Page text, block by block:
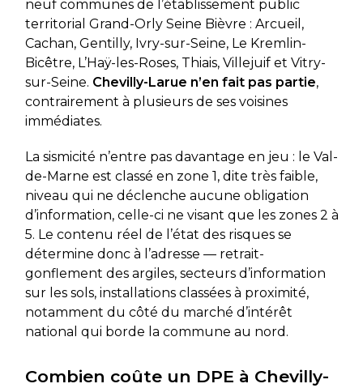
neuf communes de l’établissement public
territorial Grand-Orly Seine Bièvre : Arcueil,
Cachan, Gentilly, Ivry-sur-Seine, Le Kremlin-
Bicêtre, L’Haÿ-les-Roses, Thiais, Villejuif et Vitry-
sur-Seine. Chevilly-Larue n’en fait pas partie,
contrairement à plusieurs de ses voisines
immédiates.
La sismicité n’entre pas davantage en jeu : le Val-
de-Marne est classé en zone 1, dite très faible,
niveau qui ne déclenche aucune obligation
d’information, celle-ci ne visant que les zones 2 à
5. Le contenu réel de l’état des risques se
détermine donc à l’adresse — retrait-
gonflement des argiles, secteurs d’information
sur les sols, installations classées à proximité,
notamment du côté du marché d’intérêt
national qui borde la commune au nord.
Combien coûte un DPE à Chevilly-